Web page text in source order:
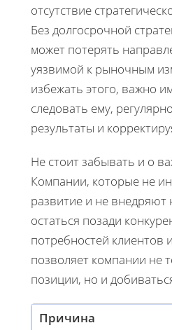
отсутствие
Без долгосрочной
может потерять
уязвимой к рыночным
избежать этого, важно
следовать ему,
результаты и
Не стоит забывать и о
Компании, которые не
развитие и не
остаться позади
потребностей клиентов
позволяет компании не
позиции, но и
Причина